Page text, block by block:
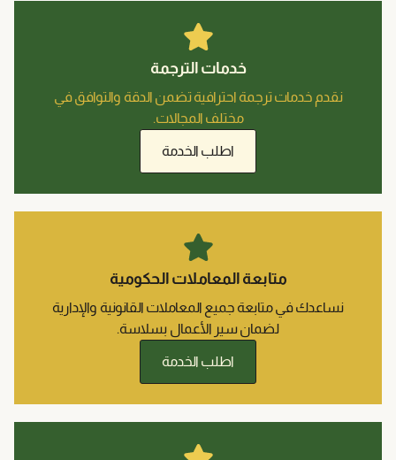
خدمات الترجمة
نقدم خدمات ترجمة احترافية تضمن الدقة والتوافق في
مختلف المجالات.
اطلب الخدمة
متابعة المعاملات الحكومية
نساعدك في متابعة جميع المعاملات القانونية والإدارية
لضمان سير الأعمال بسلاسة.
اطلب الخدمة